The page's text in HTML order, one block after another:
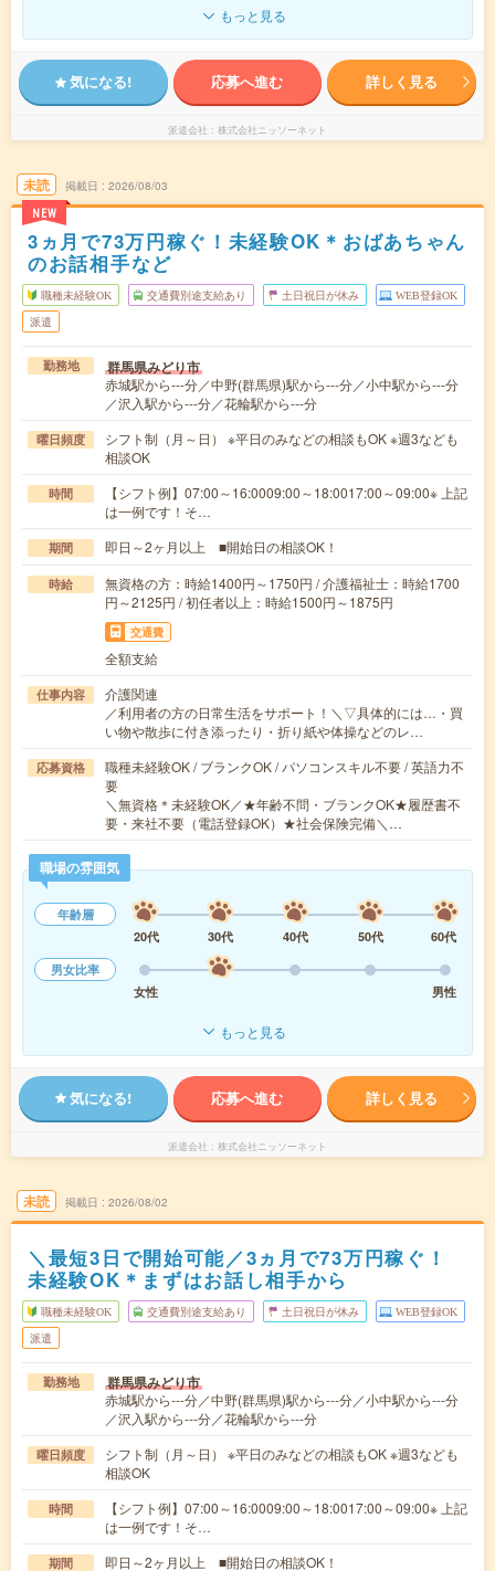
もっと見る
気になる! 応募へ進む 詳しく見る
派遣会社 株式会社ニッソーネット
未読
NEW
掲載日 2026/08/03
3ヵ月で73万円稼ぐ！未経験OK＊おばあちゃん
のお話相手など
職種未経験OK 交通費別途支給あり 土日祝日が休み WEB登録OK
派遣
勤務地 群馬県みどり市
赤城駅から---分／中野(群馬県)駅から---分／小中駅から---分
／沢入駅から---分／花輪駅から---分
曜日頻度
シフト制（月～日） ※平日のみなどの相談もOK ※週3なども
相談OK
時間
【シフト例】07:00～16:0009:00～18:0017:00～09:00※ 上記
は一例です！そ…
期間 即日～2ヶ月以上 ■開始日の相談OK！
時給
無資格の方：時給1400円～1750円 / 介護福祉士：時給1700
円～2125円 / 初任者以上：時給1500円～1875円
交通費
全額支給
仕事内容
介護関連
／利用者の方の日常生活をサポート！＼▽具体的には…・買
い物や散歩に付き添ったり・折り紙や体操などのレ…
応募資格
職種未経験OK / ブランクOK / パソコンスキル不要 / 英語力不
要
＼無資格＊未経験OK／★年齢不問・ブランクOK★履歴書不
要・来社不要（電話登録OK）★社会保険完備＼…
職場の雰囲気
年齢層
20代
30代 40代 50代
60代
男女比率
女性
男性
もっと見る
気になる! 応募へ進む 詳しく見る
派遣会社 株式会社ニッソーネット
未読 掲載日 2026/08/02
＼最短3日で開始可能／3ヵ月で73万円稼ぐ！
未経験OK＊まずはお話し相手から
職種未経験OK 交通費別途支給あり 土日祝日が休み WEB登録OK
派遣
勤務地 群馬県みどり市
赤城駅から---分／中野(群馬県)駅から---分／小中駅から---分
／沢入駅から---分／花輪駅から---分
曜日頻度
シフト制（月～日） ※平日のみなどの相談もOK ※週3なども
相談OK
時間
【シフト例】07:00～16:0009:00～18:0017:00～09:00※ 上記
は一例です！そ…
期間 即日～2ヶ月以上 ■開始日の相談OK！